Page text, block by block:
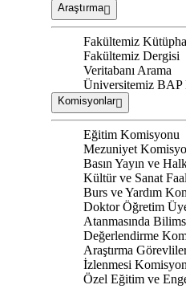
Araştırma
Fakültemiz
Fakültemiz Dergisi
Veritabanı Arama
Üniversitemiz BAP
Komisyonlar
Eğitim Komisyonu
Mezuniyet
Basın Yayın ve
Kültür ve Sanat
Burs ve Yardım
Doktor Öğretim
Atanmasında
Değerlendirme
Araştırma
İzlenmesi
Özel Eğitim ve